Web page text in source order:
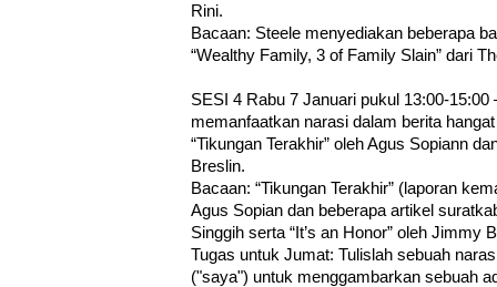
Rini.
Bacaan: Steele menyediakan beberapa
“Wealthy Family, 3 of Family Slain” dari
SESI 4 Rabu 7 Januari pukul 13:00-
memanfaatkan narasi dalam berita
“Tikungan Terakhir” oleh Agus Sopiann
Breslin.
Bacaan: “Tikungan Terakhir” (laporan
Agus Sopian dan beberapa artikel
Singgih serta “It’s an Honor” oleh Jimmy
Tugas untuk Jumat: Tulislah sebuah
("saya") untuk menggambarkan sebuah